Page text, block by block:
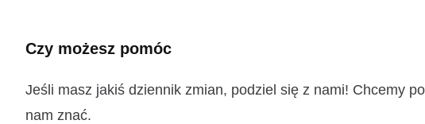
Czy możesz pomóc
Jeśli masz jakiś dziennik zmian, podziel się z nami! Chcemy
nam znać.